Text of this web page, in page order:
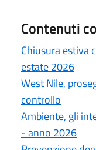
Contenuti
Chiusura estiva
estate 2026
West Nile,
controllo
Ambiente, gli
- anno 2026